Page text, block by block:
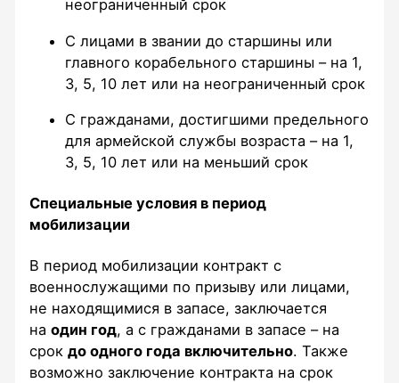
неограниченный срок
С лицами в звании до старшины или
главного корабельного старшины – на 1,
3, 5, 10 лет или на неограниченный срок
С гражданами, достигшими предельного
для армейской службы возраста – на 1,
3, 5, 10 лет или на меньший срок
Специальные условия в период
мобилизации
В период мобилизации контракт с
военнослужащими по призыву или лицами,
не находящимися в запасе, заключается
наодин год, а с гражданами в запасе – на
срокдо одного года включительно. Также
возможно заключение контракта на срок